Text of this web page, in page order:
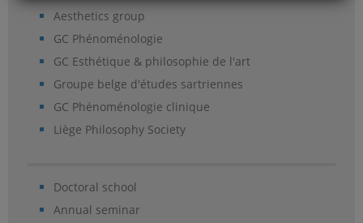
Aesthetics group
GC Phénoménologie
GC Esthétique & philosophie de l'art
Groupe belge d'études sartriennes
GC Phénoménologie clinique
Liège Philosophy Society
Doctoral school
Annual seminar